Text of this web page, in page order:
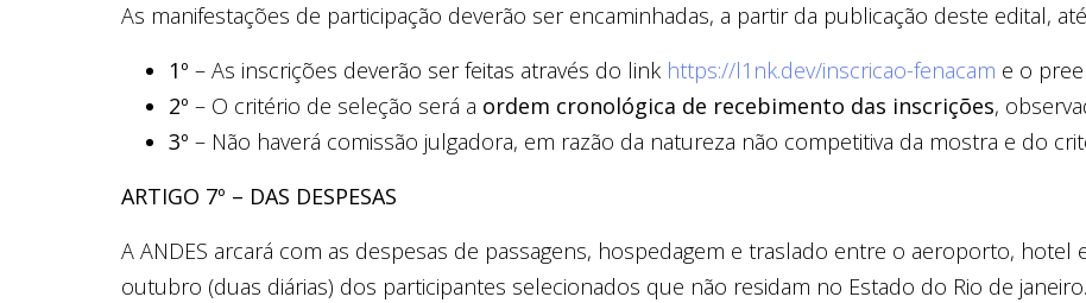
As manifestações de participação deverão ser encaminhadas, a partir da publicação deste edital, até
1º – As inscrições deverão ser feitas através do link https://l1nk.dev/inscricao-fenacam e o
2º – O critério de seleção será a ordem cronológica de recebimento das inscrições,
3º – Não haverá comissão julgadora, em razão da natureza não competitiva da mostra e do
ARTIGO 7º – DAS DESPESAS
A ANDES arcará com as despesas de passagens, hospedagem e traslado entre o aeroporto,
outubro (duas diárias) dos participantes selecionados que não residam no Estado do Rio de janeiro.